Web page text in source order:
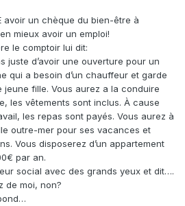
avoir un chèque du bien-être à
mieux avoir un emploi!
le comptoir lui dit:
juste d’avoir une ouverture pour un
qui a besoin d’un chauffeur et garde
fille. Vous aurez a la conduire
les vêtements sont inclus. À cause
les repas sont payés. Vous aurez à
outre-mer pour ses vacances et
Vous disposerez d’un appartement
par an.
social avec des grands yeux et dit….
de moi, non?